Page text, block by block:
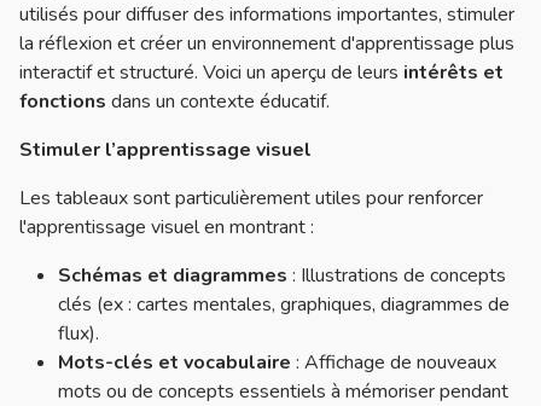
utilisés pour diffuser des informations importantes, stimuler
la réflexion et créer un environnement d'apprentissage plus
interactif et structuré. Voici un aperçu de leurs intérêts et
fonctions dans un contexte éducatif.
Stimuler l’apprentissage visuel
Les tableaux sont particulièrement utiles pour renforcer
l'apprentissage visuel en montrant :
Schémas et diagrammes : Illustrations de concepts
clés (ex : cartes mentales, graphiques, diagrammes de
flux).
Mots-clés et vocabulaire : Affichage de nouveaux
mots ou de concepts essentiels à mémoriser pendant